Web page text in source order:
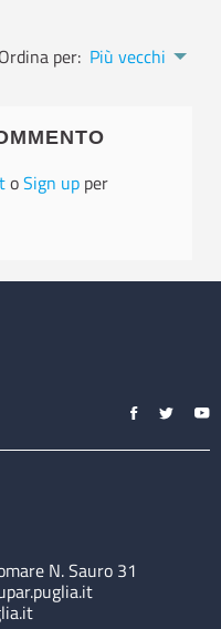
Ordina per: Più vecchi
oSign up per
N. Sauro 31